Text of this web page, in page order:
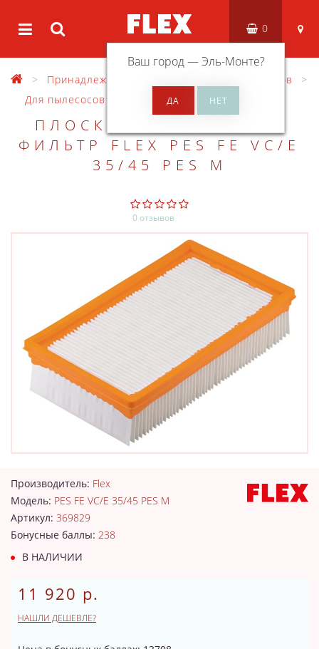
Ваш город —Эль-Монте?
0
Принадлежности
Оснастка для пылесосов
Для пылесосов VCE 35, 45 L/M/H
ПЛОСКИЙ СКЛАДЧАТЫЙ
ФИЛЬТР FLEX PES FE VC/E
35/45 PES M
0 отзывов
Производитель: Flex
Модель: PES FE VC/E 35/45 PES M
Артикул: 369829
Бонусные баллы: 238
В НАЛИЧИИ
11 920 р.
НАШЛИ ДЕШЕВЛЕ?